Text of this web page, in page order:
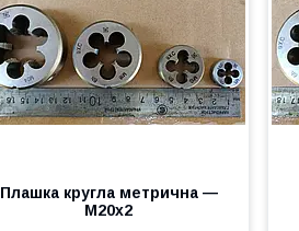
Плашка кругла метрична —
M20x2